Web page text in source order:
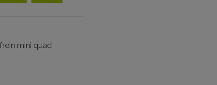
mini quad